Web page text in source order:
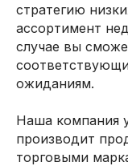
стратегию
ассортимент
случае вы
ожиданиям.
Наша компания
производит
торговыми